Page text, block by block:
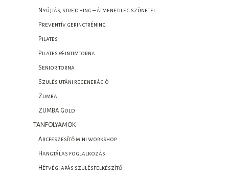
Nyújtás, stretching – átmenetileg szünetel
Preventív gerinctréning
Pilates
Pilates & intimtorna
Senior torna
Szülés utáni regeneráció
Zumba
ZUMBA Gold
TANFOLYAMOK
Arcfeszesítő mini workshop
Hangtálas foglalkozás
Hétvégi apás szülésfelkészítő